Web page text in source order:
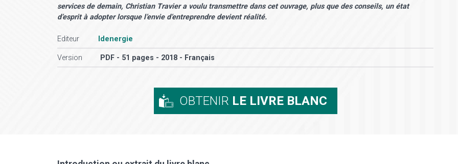
services de demain, Christian Travier a voulu transmettre dans cet ouvrage, plus que des conseils, un état
d’esprit à adopter lorsque l’envie d’entreprendre devient réalité.
Editeur Idenergie
Version PDF - 51 pages - 2018 - Français
OBTENIR LE LIVRE BLANC